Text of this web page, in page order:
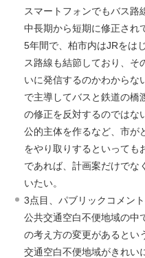
スマートフォンでもバス路
中長期から短期に修正され
5年間で、柏市内はJRをは
ス路線も結節しており、そ
いに発信するのかわからな
で主導してバスと鉄道の橋
の修正を反対するのではな
公的主体を作るなど、市が
をやり取りするといっても
であれば、計画案だけでな
いたい。
3点目、パブリックコメン
公共交通空白不便地域の中
の考え方の変更があるとい
交通空白不便地域がきれい